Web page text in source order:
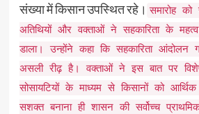
संख्या में किसान उपस्थित रहे। समारोह
अतिथियों और वक्ताओं ने सहकारिता के
डाला। उन्होंने कहा कि सहकारिता आंदोलन
असली रीढ़ है। वक्ताओं ने इस बात पर
सोसायटियों के माध्यम से किसानों को
सशक्त बनाना ही शासन की सर्वोच्च